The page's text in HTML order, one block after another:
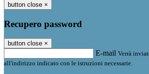
button close ×
Recupero password
button close ×
E-mail Verrà
all'indirizzo indicato con le istruzioni necessarie.